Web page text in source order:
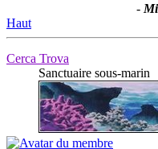
-
Haut
Cerca Trova
Sanctuaire sous-marin